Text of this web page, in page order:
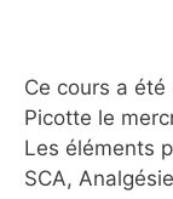
Ce cours a
Picotte le
Les éléments
SCA,